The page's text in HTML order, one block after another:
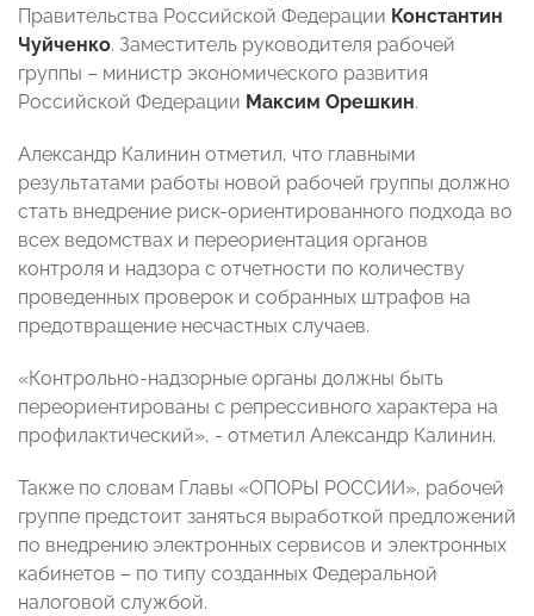
Правительства Российской Федерации Константин
Чуйченко. Заместитель руководителя рабочей
группы – министр экономического развития
Российской Федерации Максим Орешкин.
Александр Калинин отметил, что главными
результатами работы новой рабочей группы должно
стать внедрение риск-ориентированного подхода во
всех ведомствах и переориентация органов
контроля и надзора с отчетности по количеству
проведенных проверок и собранных штрафов на
предотвращение несчастных случаев.
«Контрольно-надзорные органы должны быть
переориентированы с репрессивного характера на
профилактический», - отметил Александр Калинин.
Также по словам Главы «ОПОРЫ РОССИИ», рабочей
группе предстоит заняться выработкой предложений
по внедрению электронных сервисов и электронных
кабинетов – по типу созданных Федеральной
налоговой службой.